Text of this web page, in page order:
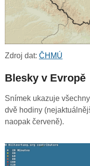
Zdroj dat: ČHMÚ
Blesky v Evropě
Snímek ukazuje
dvě hodiny
naopak červeně).